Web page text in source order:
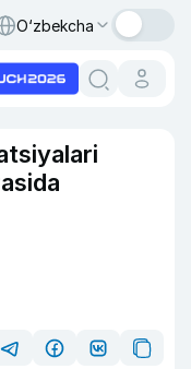
O‘zbekcha